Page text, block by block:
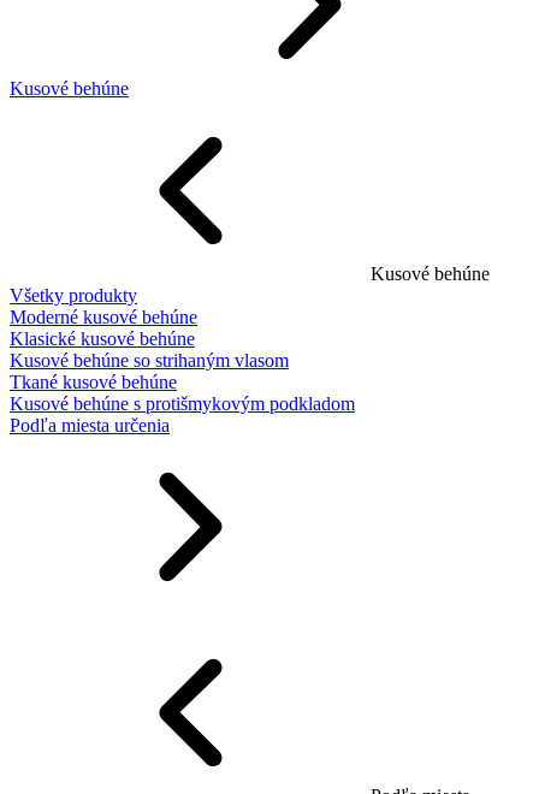
Kusové behúne
Kusové behúne
Všetky produkty
Moderné kusové behúne
Klasické kusové behúne
Kusové behúne so strihaným vlasom
Tkané kusové behúne
Kusové behúne s protišmykovým podkladom
Podľa miesta určenia